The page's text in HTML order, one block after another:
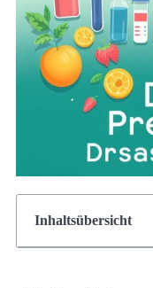
Inhaltsübersicht